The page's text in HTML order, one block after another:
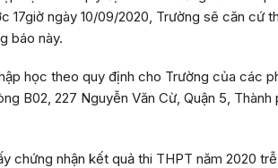
17giờ ngày10/09/2020, Trường sẽ căn cứ
báo này.
học theo quy định cho Trường của các
B02, 227 Nguyễn Văn Cừ, Quận 5, Thành
chứng nhận kết quả thi THPT năm 2020